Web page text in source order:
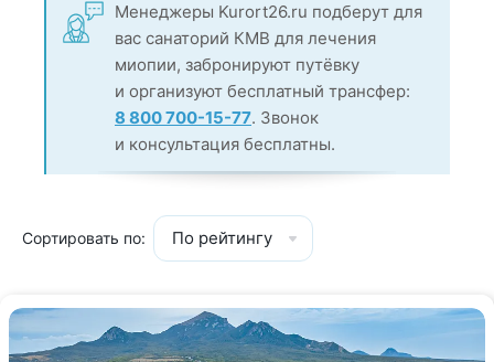
Менеджеры Kurort26.ru подберут для
вас санаторий КМВ для лечения
миопии, забронируют путёвку
и организуют бесплатный трансфер:
8 800 700-15-77. Звонок
и консультация бесплатны.
Сортировать по: По рейтингу